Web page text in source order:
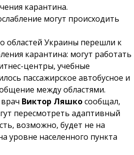
карантина.
могут происходить
областей Украины перешли к
карантина: могут работать
центры, учебные
пассажирское автобусное и
между областями.
Виктор Ляшкосообщал,
пересмотреть адаптивный
возможно, будет не на
уровне населенного пункта